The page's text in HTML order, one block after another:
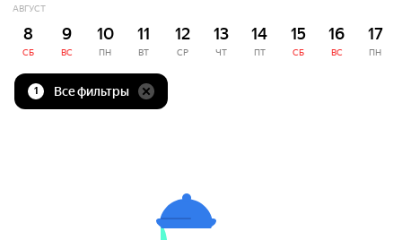
АВГУСТ
8
СБ
9
ВС
10
ПН
11
ВТ
12
СР
13
ЧТ
14
ПТ
15
СБ
16
ВС
17
ПН
1 Все фильтры